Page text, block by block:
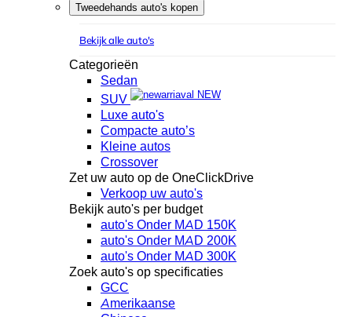
Tweedehands auto's kopen
Bekijk alle auto's
Categorieën
Sedan
SUV
NEW
Luxe auto's
Compacte auto’s
Kleine autos
Crossover
Zet uw auto op de OneClickDrive
Verkoop uw auto's
Bekijk auto's per budget
auto's Onder MAD 150K
auto's Onder MAD 200K
auto's Onder MAD 300K
Zoek auto's op specificaties
GCC
Amerikaanse